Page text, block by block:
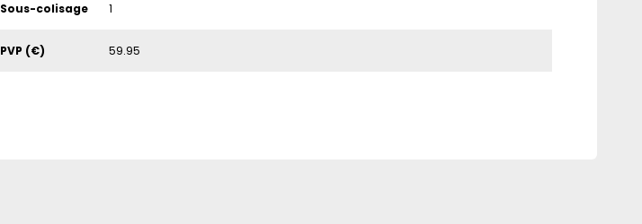
Sous-colisage 1
PVP (€) 59.95